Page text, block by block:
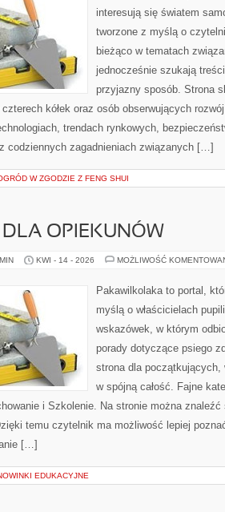
interesują się światem
tworzone z myślą o
bieżąco w tematach
jednocześnie szukają
przyjazny sposób. Strona
czterech kółek oraz osób obserwujących
trendach rynkowych,
codziennych zagadnieniach związanych […]
W ZGODZIE Z FENG SHUI
DLA OPIEKUNÓW
KWI - 14 - 2026 MOŻLIWOŚĆ
Pakawilkolaka to portal,
myślą o właścicielach
wskazówek, w którym
porady dotyczące psiego
strona dla początkujących,
w spójną całość. Fajne
i Szkolenie. Na stronie można znaleźć
temu czytelnik ma możliwość lepiej
[…]
EDUKACYJNE